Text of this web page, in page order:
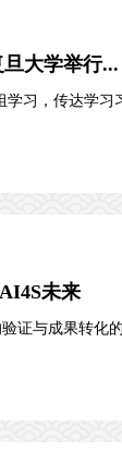
大学举行...
学习，传达学习
未来
证与成果转化